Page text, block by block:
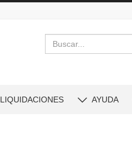
LIQUIDACIONES AYUDA